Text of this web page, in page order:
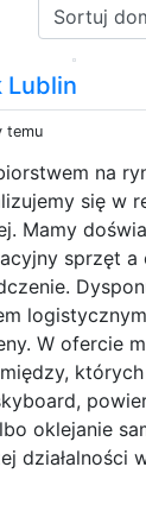
Sortuj:
Lublin
temu
na
się w
Mamy
sprzęt
W ofercie
oklejanie
działalności